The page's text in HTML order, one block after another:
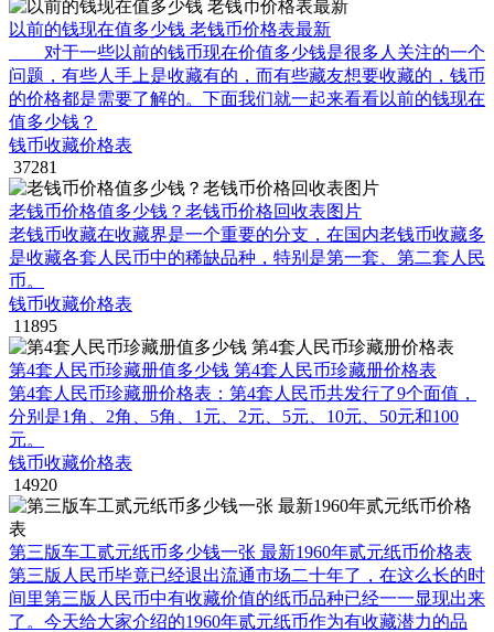
以前的钱现在值多少钱 老钱币价格表最新
对于一些以前的钱币现在价值多少钱是很多人关注的一个
问题，有些人手上是收藏有的，而有些藏友想要收藏的，钱币
的价格都是需要了解的。下面我们就一起来看看以前的钱现在
值多少钱？
钱币收藏价格表
37281
老钱币价格值多少钱？老钱币价格回收表图片
老钱币收藏在收藏界是一个重要的分支，在国内老钱币收藏多
是收藏各套人民币中的稀缺品种，特别是第一套、第二套人民
币。
钱币收藏价格表
11895
第4套人民币珍藏册值多少钱 第4套人民币珍藏册价格表
第4套人民币珍藏册价格表：第4套人民币共发行了9个面值，
分别是1角、2角、5角、1元、2元、5元、10元、50元和100
元。
钱币收藏价格表
14920
第三版车工贰元纸币多少钱一张 最新1960年贰元纸币价格表
第三版人民币毕竟已经退出流通市场二十年了，在这么长的时
间里第三版人民币中有收藏价值的纸币品种已经一一显现出来
了。今天给大家介绍的1960年贰元纸币作为有收藏潜力的品